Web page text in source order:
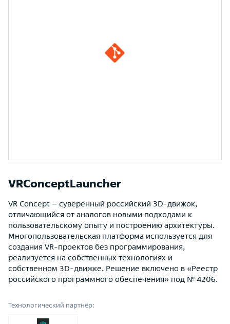
VRConceptLauncher
VR Concept – суверенный российский 3D-движок,
отличающийся от аналогов новыми подходами к
пользовательскому опыту и построению архитектуры.
Многопользовательская платформа используется для
создания VR-проектов без программирования,
реализуется на собственных технологиях и
собственном 3D-движке. Решение включено в «Реестр
российского программного обеспечения» под № 4206.
Технологический партнёр: